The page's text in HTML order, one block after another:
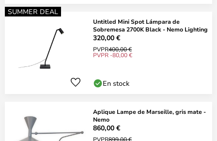
SUMMER DEAL
Untitled Mini Spot Lámpara de
Sobremesa 2700K Black - Nemo Lighting
320,00 €
PVPR400,00 €
PVPR -80,00 €
En stock
Aplique Lampe de Marseille, gris mate -
Nemo
860,00 €
PVPR899,00 €